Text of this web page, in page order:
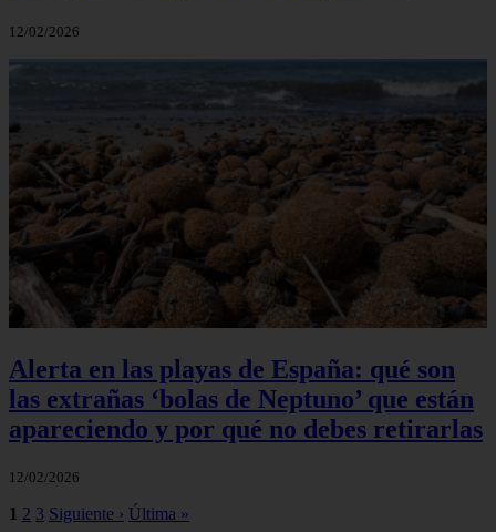
12/02/2026
Alerta en las playas de España: qué son
las extrañas ‘bolas de Neptuno’ que están
apareciendo y por qué no debes retirarlas
12/02/2026
1 2 3 Siguiente › Última »